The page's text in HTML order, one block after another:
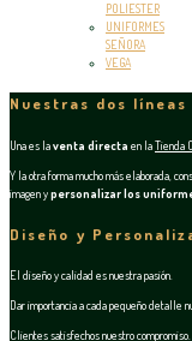
POLIESTER
UNIFORMES
SEÑORA
VEGA
Nuestras dos líneas
Una es laventa directa en laTienda
Y la otra forma mucho más elaborada,
imagen ypersonalizar los
Diseño y
El diseño y calidad es nuestra pasión.
Dar importancia a cada pequeño detalle
Clientes satisfechos nuestro compromiso.